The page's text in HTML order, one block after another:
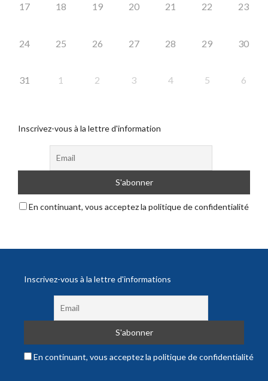
17 18 19 20 21 22 23
24 25 26 27 28 29 30
31 1 2 3 4 5 6
Inscrivez-vous à la lettre d'information
En continuant, vous acceptez la politique de confidentialité
Inscrivez-vous à la lettre d'informations
En continuant, vous acceptez la politique de confidentialité